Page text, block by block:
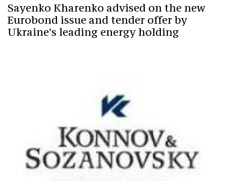
Sayenko Kharenko advised on the new
Eurobond issue and tender offer by
Ukraine’s leading energy holding